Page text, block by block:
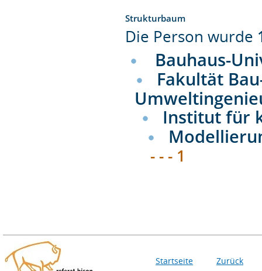
Strukturbaum
Die Person wurde
Bauhaus-
Fakultät
Institut für
- - - 1
Startseite Zurück